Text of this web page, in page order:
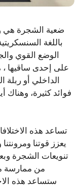
ضعية الشجرة هي
الوضع القوي
على إحدى ساقيها ،
الداخلي أو ربلة
فوائد كثيرة، وهناك
تساعد هذه
يعزز قوتنا ومرونتنا
تنويعات الشجرة
من ممارسة
ستساعد هذه